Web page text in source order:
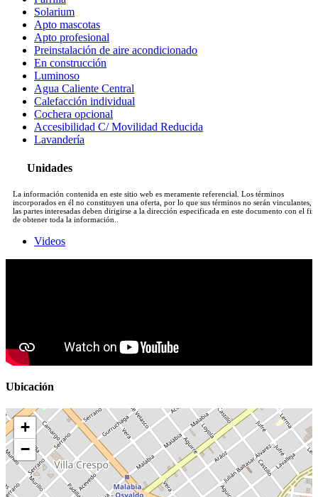
Solarium
Apto mascotas
Apto profesional
Preinstalación de aire acondicionado
En construcción
Luminoso
Agua Caliente Central
Calefacción individual
Cochera opcional
Accesibilidad C/ Movilidad Reducida
Lavandería
Unidades
La información contenida en este sitio web es meramente referencial. Los términos
incorporados en él no constituyen una oferta, por lo que sus términos no serán vinculantes, y
las partes interesadas deben dirigirse a la dirección especificada en este documento con el fin
de obtener toda la información..
Videos
Ubicación
+
−